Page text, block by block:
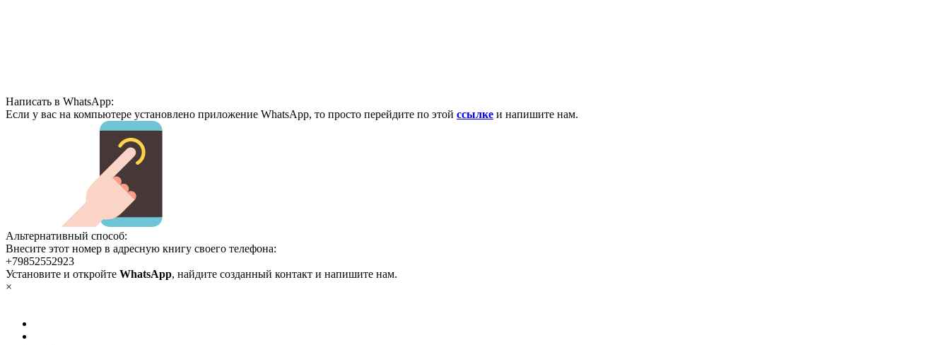
Написать в WhatsApp:
Если у вас на компьютере установлено приложение WhatsApp, то просто перейдите по этой ссылке и напишите нам.
Альтернативный способ:
Внесите этот номер в адресную книгу своего телефона:
+79852552923
Установите и откройте WhatsApp, найдите созданный контакт и напишите нам.
×